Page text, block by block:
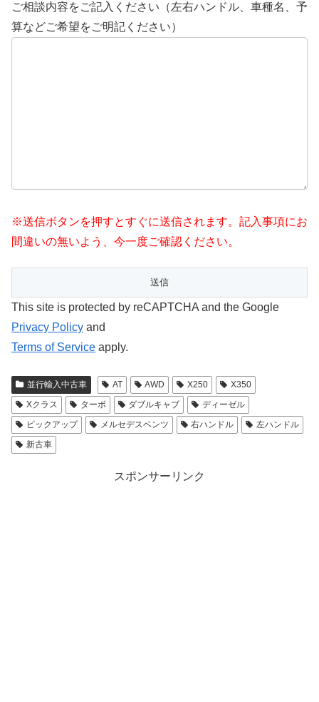
ご相談内容をご記入ください（左右ハンドル、車種名、予
算などご希望をご明記ください）
※送信ボタンを押すとすぐに送信されます。記入事項にお
間違いの無いよう、今一度ご確認ください。
This site is protected by reCAPTCHA and the Google
Privacy Policy and
Terms of Service apply.
並行輸入中古車 AT AWD X250
X350
Xクラス
ターボ ダブルキャブ
ディーゼル
ピックアップ
メルセデスベンツ 右ハンドル
左ハンドル
新古車
スポンサーリンク